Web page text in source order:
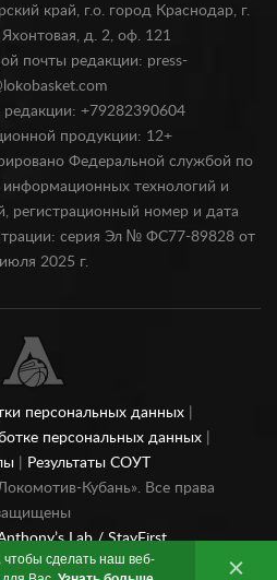
сделать наш веб-
край, г.о. город Краснодар, г.
д. 2, оф. 121
почты редакции: press-
+79282390604
продукции: 12+
Федеральной службой по
информационных технологий и
регистрационный номер и дата
серия Эл № ФС77-89828 от
2025 г.
персональных данных
персональных данных
Результаты СОУТ
Кубань». Все права
Lab /StayFirst